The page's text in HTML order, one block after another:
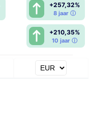
+257,32%
8 jaar ⓘ
+210,35%
10 jaar ⓘ